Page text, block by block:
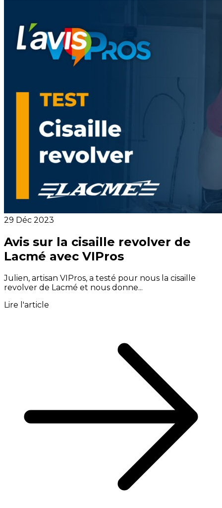
29 Déc 2023
Avis sur la cisaille revolver de
Lacmé avec VIPros
Julien, artisan VIPros, a testé pour nous la cisaille
revolver de Lacmé et nous donne...
Lire l'article